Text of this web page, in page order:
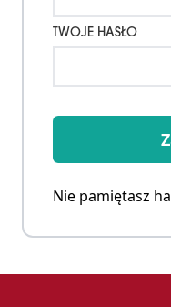
TWOJE HASŁO
Nie pamiętasz